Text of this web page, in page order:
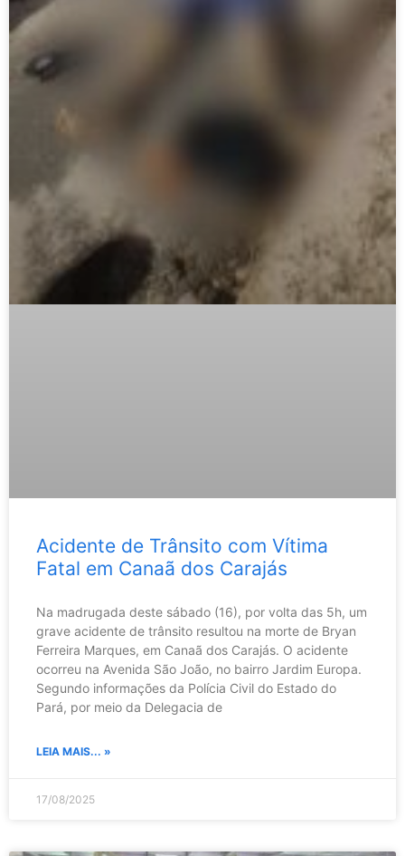
Acidente de Trânsito com Vítima
Fatal em Canaã dos Carajás
Na madrugada deste sábado (16), por volta das 5h, um
grave acidente de trânsito resultou na morte de Bryan
Ferreira Marques, em Canaã dos Carajás. O acidente
ocorreu na Avenida São João, no bairro Jardim Europa.
Segundo informações da Polícia Civil do Estado do
Pará, por meio da Delegacia de
LEIA MAIS... »
17/08/2025